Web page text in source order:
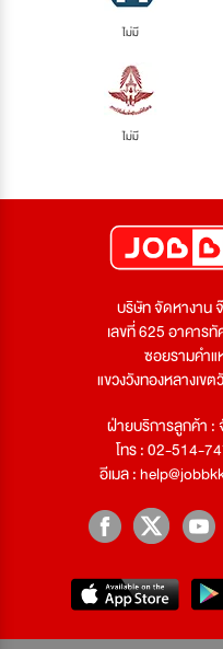
ไม่มี
ไม่มี
บริษัท จัดหางาน
เลขที่ 625 อาคาร
ซอยรามคำแ
แขวงวังทองหลางเข
ฝ่ายบริการลูกค้า :
โทร : 02-514-
อีเมล :